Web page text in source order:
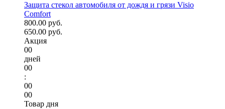
Защита стекол автомобиля от дождя и грязи Visio
Comfort
800.00 руб.
650.00 руб.
Акция
00
дней
00
:
00
00
Товар дня